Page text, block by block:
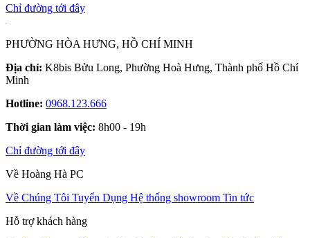
Chỉ đường tới đây
PHƯỜNG HÒA HƯNG, HỒ CHÍ MINH
Địa chỉ: K8bis Bửu Long, Phường Hoà Hưng, Thành phố Hồ Chí
Minh
Hotline: 0968.123.666
Thời gian làm việc: 8h00 - 19h
Chỉ đường tới đây
Về Hoàng Hà PC
Về Chúng Tôi Tuyển Dụng Hệ thống showroom Tin tức
Hỗ trợ khách hàng